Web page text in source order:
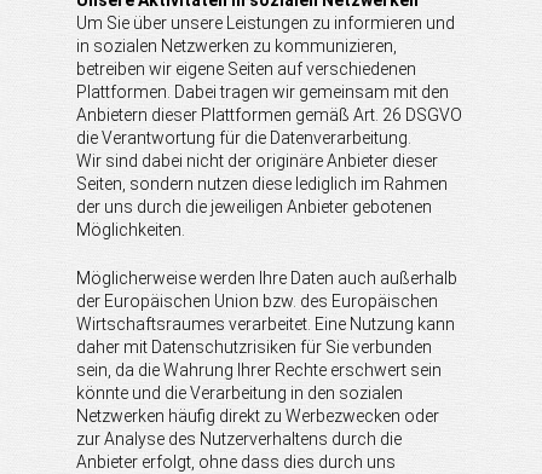
Um Sie über unsere Leistungen zu informieren und
in sozialen Netzwerken zu kommunizieren,
betreiben wir eigene Seiten auf verschiedenen
Plattformen. Dabei tragen wir gemeinsam mit den
Anbietern dieser Plattformen gemäß Art. 26 DSGVO
die Verantwortung für die Datenverarbeitung.
Wir sind dabei nicht der originäre Anbieter dieser
Seiten, sondern nutzen diese lediglich im Rahmen
der uns durch die jeweiligen Anbieter gebotenen
Möglichkeiten.
Möglicherweise werden Ihre Daten auch außerhalb
der Europäischen Union bzw. des Europäischen
Wirtschaftsraumes verarbeitet. Eine Nutzung kann
daher mit Datenschutzrisiken für Sie verbunden
sein, da die Wahrung Ihrer Rechte erschwert sein
könnte und die Verarbeitung in den sozialen
Netzwerken häufig direkt zu Werbezwecken oder
zur Analyse des Nutzerverhaltens durch die
Anbieter erfolgt, ohne dass dies durch uns